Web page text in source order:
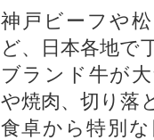
神戸ビーフや
ど、日本各地で
ブランド牛が
や焼肉、切り落
食卓から特別